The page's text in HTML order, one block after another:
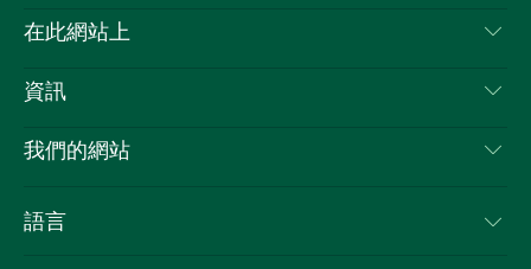
喳
聯絡我們
隱私
Cookie 通知
在此網站上
目的地
新南威爾士州公路旅行
活動
資訊
旅行資訊
新南威爾士州的商業
我們的網站
語言